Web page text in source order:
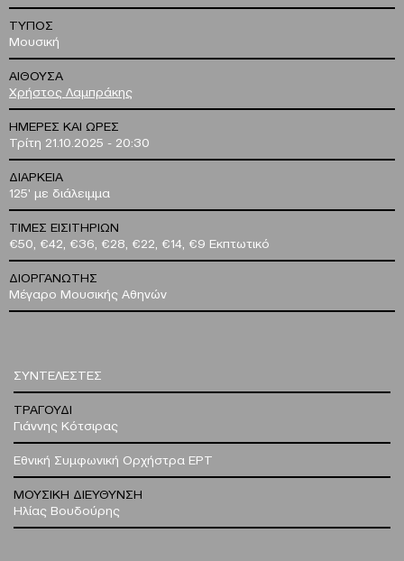
ΤΥΠΟΣ
Μουσική
ΑΙΘΟΥΣΑ
Χρήστος Λαμπράκης
ΗΜΕΡΕΣ ΚΑΙ ΩΡΕΣ
Τρίτη 21.10.2025 - 20:30
ΔΙΑΡΚΕΙΑ
125' με διάλειμμα
ΤΙΜΕΣ ΕΙΣΙΤΗΡΙΩΝ
€50, €42, €36, €28, €22, €14, €9 Εκπτωτικό
ΔΙΟΡΓΑΝΩΤΗΣ
Μέγαρο Μουσικής Αθηνών
ΣΥΝΤΕΛΕΣΤΕΣ
ΤΡΑΓΟΥΔΙ
Γιάννης Κότσιρας
Εθνική Συμφωνική Ορχήστρα ΕΡΤ
ΜΟΥΣΙΚΗ ΔΙΕΥΘΥΝΣΗ
Ηλίας Βουδούρης